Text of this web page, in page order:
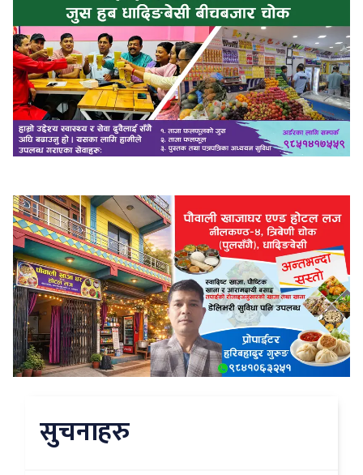
सुचनाहरु